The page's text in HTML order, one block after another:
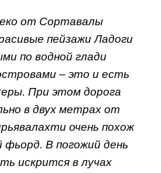
от Сортавалы
пейзажи Ладоги
по водной глади
– это и есть
При этом дорога
в двух метрах от
очень похож
фьорд. В погожий день
искрится в лучах